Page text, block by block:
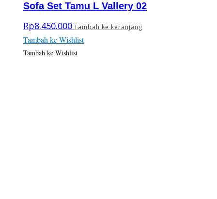
Sofa Set Tamu L Vallery 02
Rp8.450.000 Tambah ke keranjang
Tambah ke Wishlist
Tambah ke Wishlist